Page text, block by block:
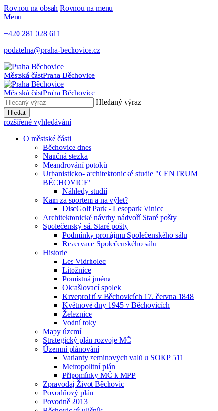
Rovnou na obsah Rovnou na menu
Menu
+420 281 028 611
podatelna@praha-bechovice.cz
Městská částPraha Běchovice
Městská částPraha Běchovice
Hledaný výraz
Hledat
rozšířené vyhledávání
O městské části
Běchovice dnes
Naučná stezka
Meandrování potoků
Urbanisticko- architektonické studie "CENTRUM
BĚCHOVICE"
Náhledy studií
Kam za sportem a na výlet?
DiscGolf Park - Lesopark Vinice
Architektonické návrhy nádvoří Staré pošty
Společenský sál Staré pošty
Podmínky pronájmu Společenského sálu
Rezervace Společenského sálu
Historie
Les Vidrholec
Litožnice
Pomístná jména
Okrašlovací spolek
Krveprolití v Běchovicích 17. června 1848
Květnové dny 1945 v Běchovicích
Železnice
Vodní toky
Mapy území
Strategický plán rozvoje MČ
Územní plánování
Varianty zeminových valů u SOKP 511
Metropolitní plán
Připomínky MČ k MPP
Zpravodaj Život Běchovic
Povodňový plán
Povodně 2013